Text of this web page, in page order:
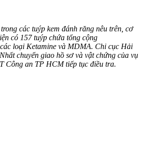
các tuýp kem đánh răng nêu trên, cơ
có 157 tuýp chứa tổng cộng
loại Ketamine và MDMA. Chi cục Hải
chuyển giao hồ sơ và vật chứng của vụ
Công an TP HCM tiếp tục điều tra.